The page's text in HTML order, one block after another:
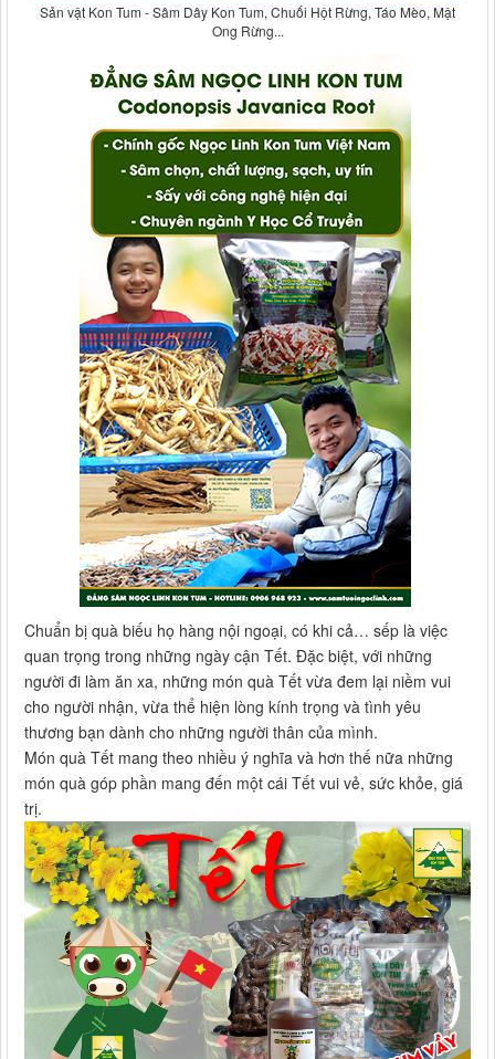
Sản vật Kon Tum - Sâm Dây Kon Tum, Chuối Hột Rừng, Táo Mèo, Mật
Ong Rừng...
Chuẩn bị quà biếu họ hàng nội ngoại, có khi cả… sếp là việc
quan trọng trong những ngày cận Tết. Đặc biệt, với những
người đi làm ăn xa, những món quà Tết vừa đem lại niềm vui
cho người nhận, vừa thể hiện lòng kính trọng và tình yêu
thương bạn dành cho những người thân của mình.
Món quà Tết mang theo nhiều ý nghĩa và hơn thế nữa những
món quà góp phần mang đến một cái Tết vui vẻ, sức khỏe, giá
trị.